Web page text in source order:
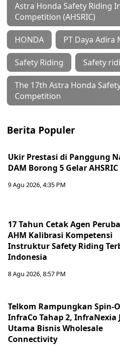
Astra Honda Safety Riding
Competition (AHSRIC)
HONDA PT Daya Adira
Safety Riding Safety
The 17th Astra Honda
Competition
Berita Populer
Ukir Prestasi di Panggung
DAM Borong 5 Gelar AHSRIC
9 Agu 2026, 4:35 PM
17 Tahun Cetak Agen
AHM Kalibrasi Kompetensi
Instruktur Safety Riding
Indonesia
8 Agu 2026, 8:57 PM
Telkom Rampungkan Spin-
InfraCo Tahap 2, InfraNexia
Utama Bisnis Wholesale
Connectivity